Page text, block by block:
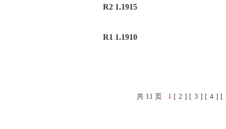
R2 1.1915
R1 1.1910
共 11 页 1 [ 2 ] [ 3 ] [ 4 ] [